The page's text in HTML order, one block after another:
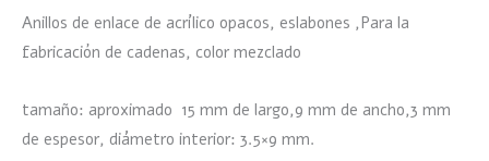
Anillos de enlace de acrílico opacos, eslabones ,Para la
fabricación de cadenas, color mezclado
tamaño: aproximado 15 mm de largo,9 mm de ancho,3 mm
de espesor, diámetro interior: 3.5×9 mm.